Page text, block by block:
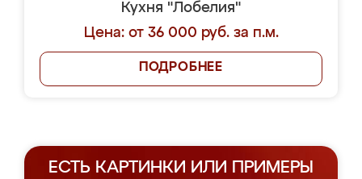
Кухня "Лобелия"
Цена: от 36 000 руб. за п.м.
ПОДРОБНЕЕ
ЕСТЬ КАРТИНКИ ИЛИ ПРИМЕРЫ